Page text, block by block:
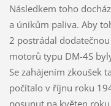
Následkem toho
a únikům paliva. Aby
2 postrádal
motorů typu DM-4S
Se zahájením zkoušek
počítalo v říjnu roku